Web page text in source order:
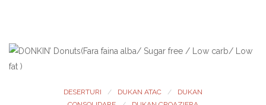
DESERTURI DUKAN ATAC
DUKAN